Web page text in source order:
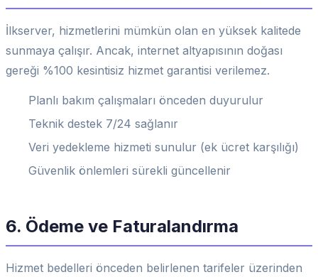
İlkserver, hizmetlerini mümkün olan en yüksek kalitede
sunmaya çalışır. Ancak, internet altyapısının doğası
gereği %100 kesintisiz hizmet garantisi verilemez.
Planlı bakım çalışmaları önceden duyurulur
Teknik destek 7/24 sağlanır
Veri yedekleme hizmeti sunulur (ek ücret karşılığı)
Güvenlik önlemleri sürekli güncellenir
6. Ödeme ve Faturalandırma
Hizmet bedelleri önceden belirlenen tarifeler üzerinden